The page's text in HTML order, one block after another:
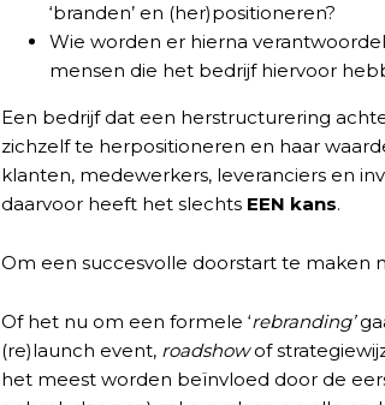
‘branden’ en (her)positioneren?
Wie worden er hierna
mensen die het bedrijf hiervoor
Een bedrijf dat een herstructurering
zichzelf te herpositioneren en haar
klanten, medewerkers, leveranciers en
daarvoor heeft het slechts EEN kans.
Om een succesvolle doorstart te maken
Of het nu om een formele ‘rebranding’
(re)launch event, roadshowof
het meest worden beïnvloed door de